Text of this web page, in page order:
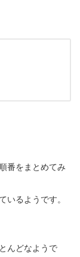
番をまとめてみ
いるようです。
んどなようで